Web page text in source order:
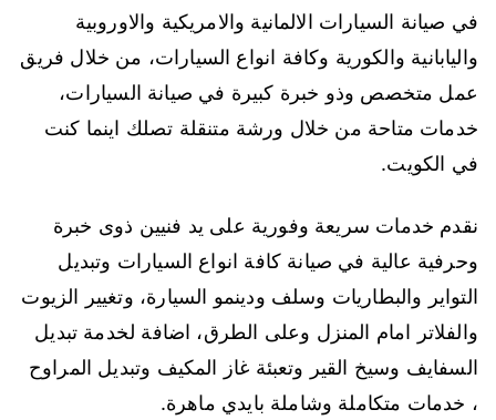
في صيانة السيارات الالمانية والامريكية والاوروبية
واليابانية والكورية وكافة انواع السيارات، من خلال فريق
عمل متخصص وذو خبرة كبيرة في صيانة السيارات،
خدمات متاحة من خلال ورشة متنقلة تصلك اينما كنت
في الكويت.
نقدم خدمات سريعة وفورية على يد فنيين ذوى خبرة
وحرفية عالية في صيانة كافة انواع السيارات وتبديل
التواير والبطاريات وسلف ودينمو السيارة، وتغيير الزيوت
والفلاتر امام المنزل وعلى الطرق، اضافة لخدمة تبديل
السفايف وسيخ القير وتعبئة غاز المكيف وتبديل المراوح
، خدمات متكاملة وشاملة بايدي ماهرة.